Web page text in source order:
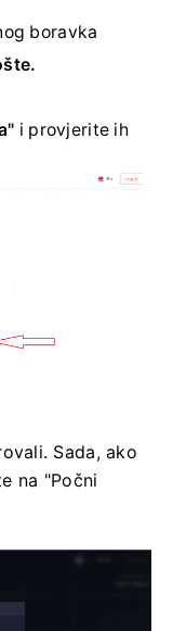
boravka
i provjerite ih
Sada, ako
na "Počni